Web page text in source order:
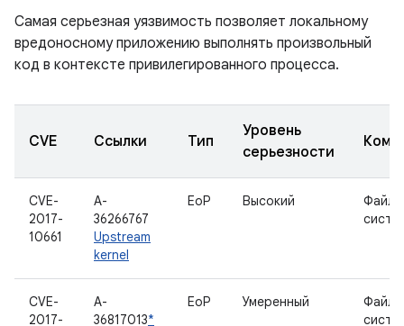
Самая серьезная уязвимость позволяет локальному
вредоносному приложению выполнять произвольный
код в контексте привилегированного процесса.
CVE Ссылки Тип
Уровень
серьезности
CVE-
2017-
10661
A-
36266767
Upstream
kernel
EoP Высокий
CVE-
2017-
A-
36817013*
EoP Умеренный